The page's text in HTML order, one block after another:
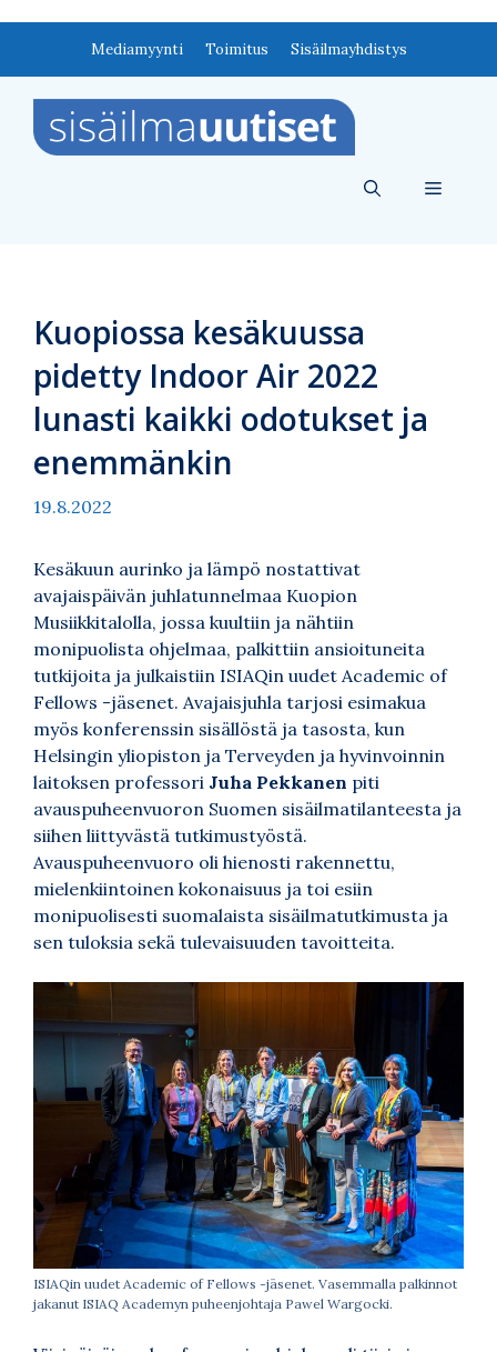
Mediamyynti Toimitus Sisäilmayhdistys
Valikko
Kuopiossa kesäkuussa
pidetty Indoor Air 2022
lunasti kaikki odotukset ja
enemmänkin
19.8.2022
Kesäkuun aurinko ja lämpö nostattivat
avajaispäivän juhlatunnelmaa Kuopion
Musiikkitalolla, jossa kuultiin ja nähtiin
monipuolista ohjelmaa, palkittiin ansioituneita
tutkijoita ja julkaistiin ISIAQin uudet Academic of
Fellows -jäsenet. Avajaisjuhla tarjosi esimakua
myös konferenssin sisällöstä ja tasosta, kun
Helsingin yliopiston ja Terveyden ja hyvinvoinnin
laitoksen professori Juha Pekkanen piti
avauspuheenvuoron Suomen sisäilmatilanteesta ja
siihen liittyvästä tutkimustyöstä.
Avauspuheenvuoro oli hienosti rakennettu,
mielenkiintoinen kokonaisuus ja toi esiin
monipuolisesti suomalaista sisäilmatutkimusta ja
sen tuloksia sekä tulevaisuuden tavoitteita.
ISIAQin uudet Academic of Fellows -jäsenet. Vasemmalla palkinnot
jakanut ISIAQ Academyn puheenjohtaja Pawel Wargocki.